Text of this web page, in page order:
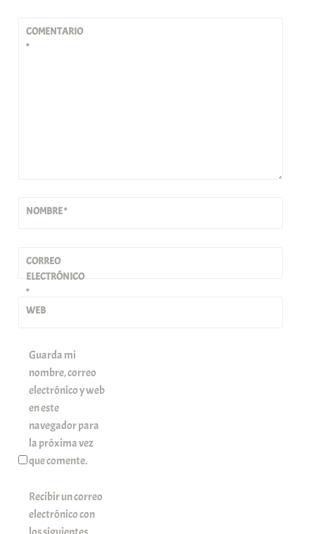
COMENTARIO
*
NOMBRE*
CORREO
ELECTRÓNICO
*
WEB
Guarda mi
nombre, correo
electrónico y web
en este
navegador para
la próxima vez
que comente.
Recibir un correo
electrónico con